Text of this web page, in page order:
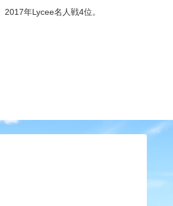
年Lycee名人戦4位。